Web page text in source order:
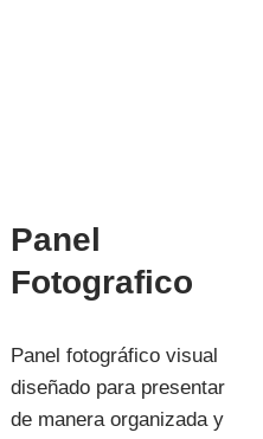
Panel
Fotografico
Panel fotográfico visual
diseñado para presentar
de manera organizada y